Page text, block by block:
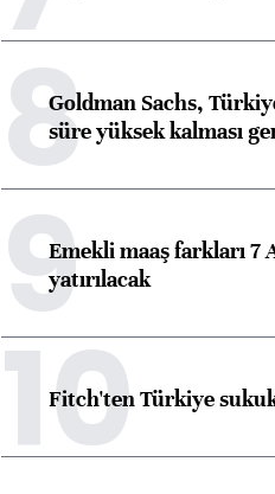
8Goldman Sachs,
süre yüksek kalması
9Emekli maaş farkları 7
yatırılacak
10
Fitch'ten Türkiye